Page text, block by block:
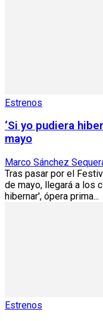
Estrenos
‘Si yo pudiera
mayo
Marco Sánchez
Tras pasar por el
de mayo, llegará a los
hibernar', ópera prima...
Estrenos